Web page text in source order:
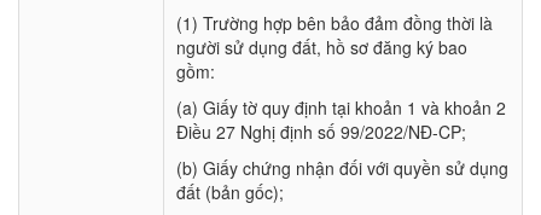
(1) Trường hợp bên bảo đảm đồng thời là
người sử dụng đất, hồ sơ đăng ký bao
gồm:
(a) Giấy tờ quy định tại khoản 1 và khoản 2
Điều 27 Nghị định số 99/2022/NĐ-CP;
(b) Giấy chứng nhận đối với quyền sử dụng
đất (bản gốc);